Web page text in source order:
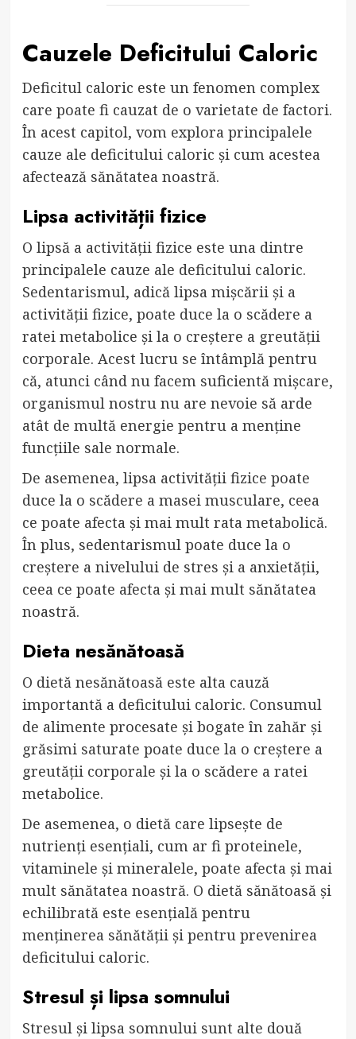
Cauzele Deficitului Caloric
Deficitul caloric este un fenomen complex
care poate fi cauzat de o varietate de factori.
În acest capitol, vom explora principalele
cauze ale deficitului caloric și cum acestea
afectează sănătatea noastră.
Lipsa activității fizice
O lipsă a activității fizice este una dintre
principalele cauze ale deficitului caloric.
Sedentarismul, adică lipsa mișcării și a
activității fizice, poate duce la o scădere a
ratei metabolice și la o creștere a greutății
corporale. Acest lucru se întâmplă pentru
că, atunci când nu facem suficientă mișcare,
organismul nostru nu are nevoie să arde
atât de multă energie pentru a menține
funcțiile sale normale.
De asemenea, lipsa activității fizice poate
duce la o scădere a masei musculare, ceea
ce poate afecta și mai mult rata metabolică.
În plus, sedentarismul poate duce la o
creștere a nivelului de stres și a anxietății,
ceea ce poate afecta și mai mult sănătatea
noastră.
Dieta nesănătoasă
O dietă nesănătoasă este alta cauză
importantă a deficitului caloric. Consumul
de alimente procesate și bogate în zahăr și
grăsimi saturate poate duce la o creștere a
greutății corporale și la o scădere a ratei
metabolice.
De asemenea, o dietă care lipsește de
nutrienți esențiali, cum ar fi proteinele,
vitaminele și mineralele, poate afecta și mai
mult sănătatea noastră. O dietă sănătoasă și
echilibrată este esențială pentru
menținerea sănătății și pentru prevenirea
deficitului caloric.
Stresul și lipsa somnului
Stresul și lipsa somnului sunt alte două